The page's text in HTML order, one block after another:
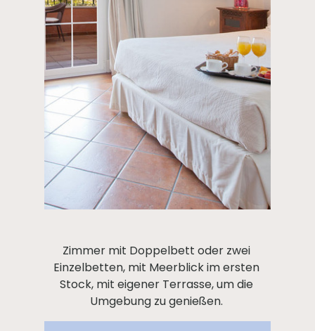
Zimmer mit Doppelbett oder zwei
Einzelbetten, mit Meerblick im ersten
Stock, mit eigener Terrasse, um die
Umgebung zu genießen.